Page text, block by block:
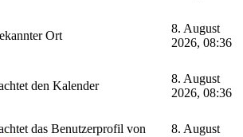
Ort
8. August
2026, 08:36
den Kalender
8. August
2026, 08:36
das Benutzerprofil von
8. August